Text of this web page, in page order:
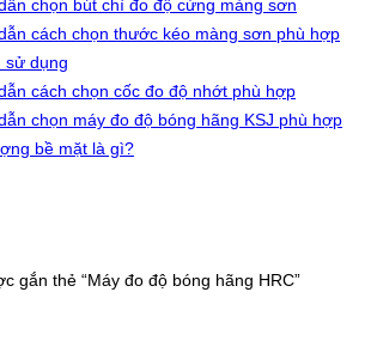
chọn bút chì đo độ cứng màng sơn
cách chọn thước kéo màng sơn phù hợp
sử dụng
cách chọn cốc đo độ nhớt phù hợp
chọn máy đo độ bóng hãng KSJ phù hợp
bề mặt là gì?
gắn thẻ “Máy đo độ bóng hãng HRC”